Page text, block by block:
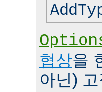
협상을
아닌) 고